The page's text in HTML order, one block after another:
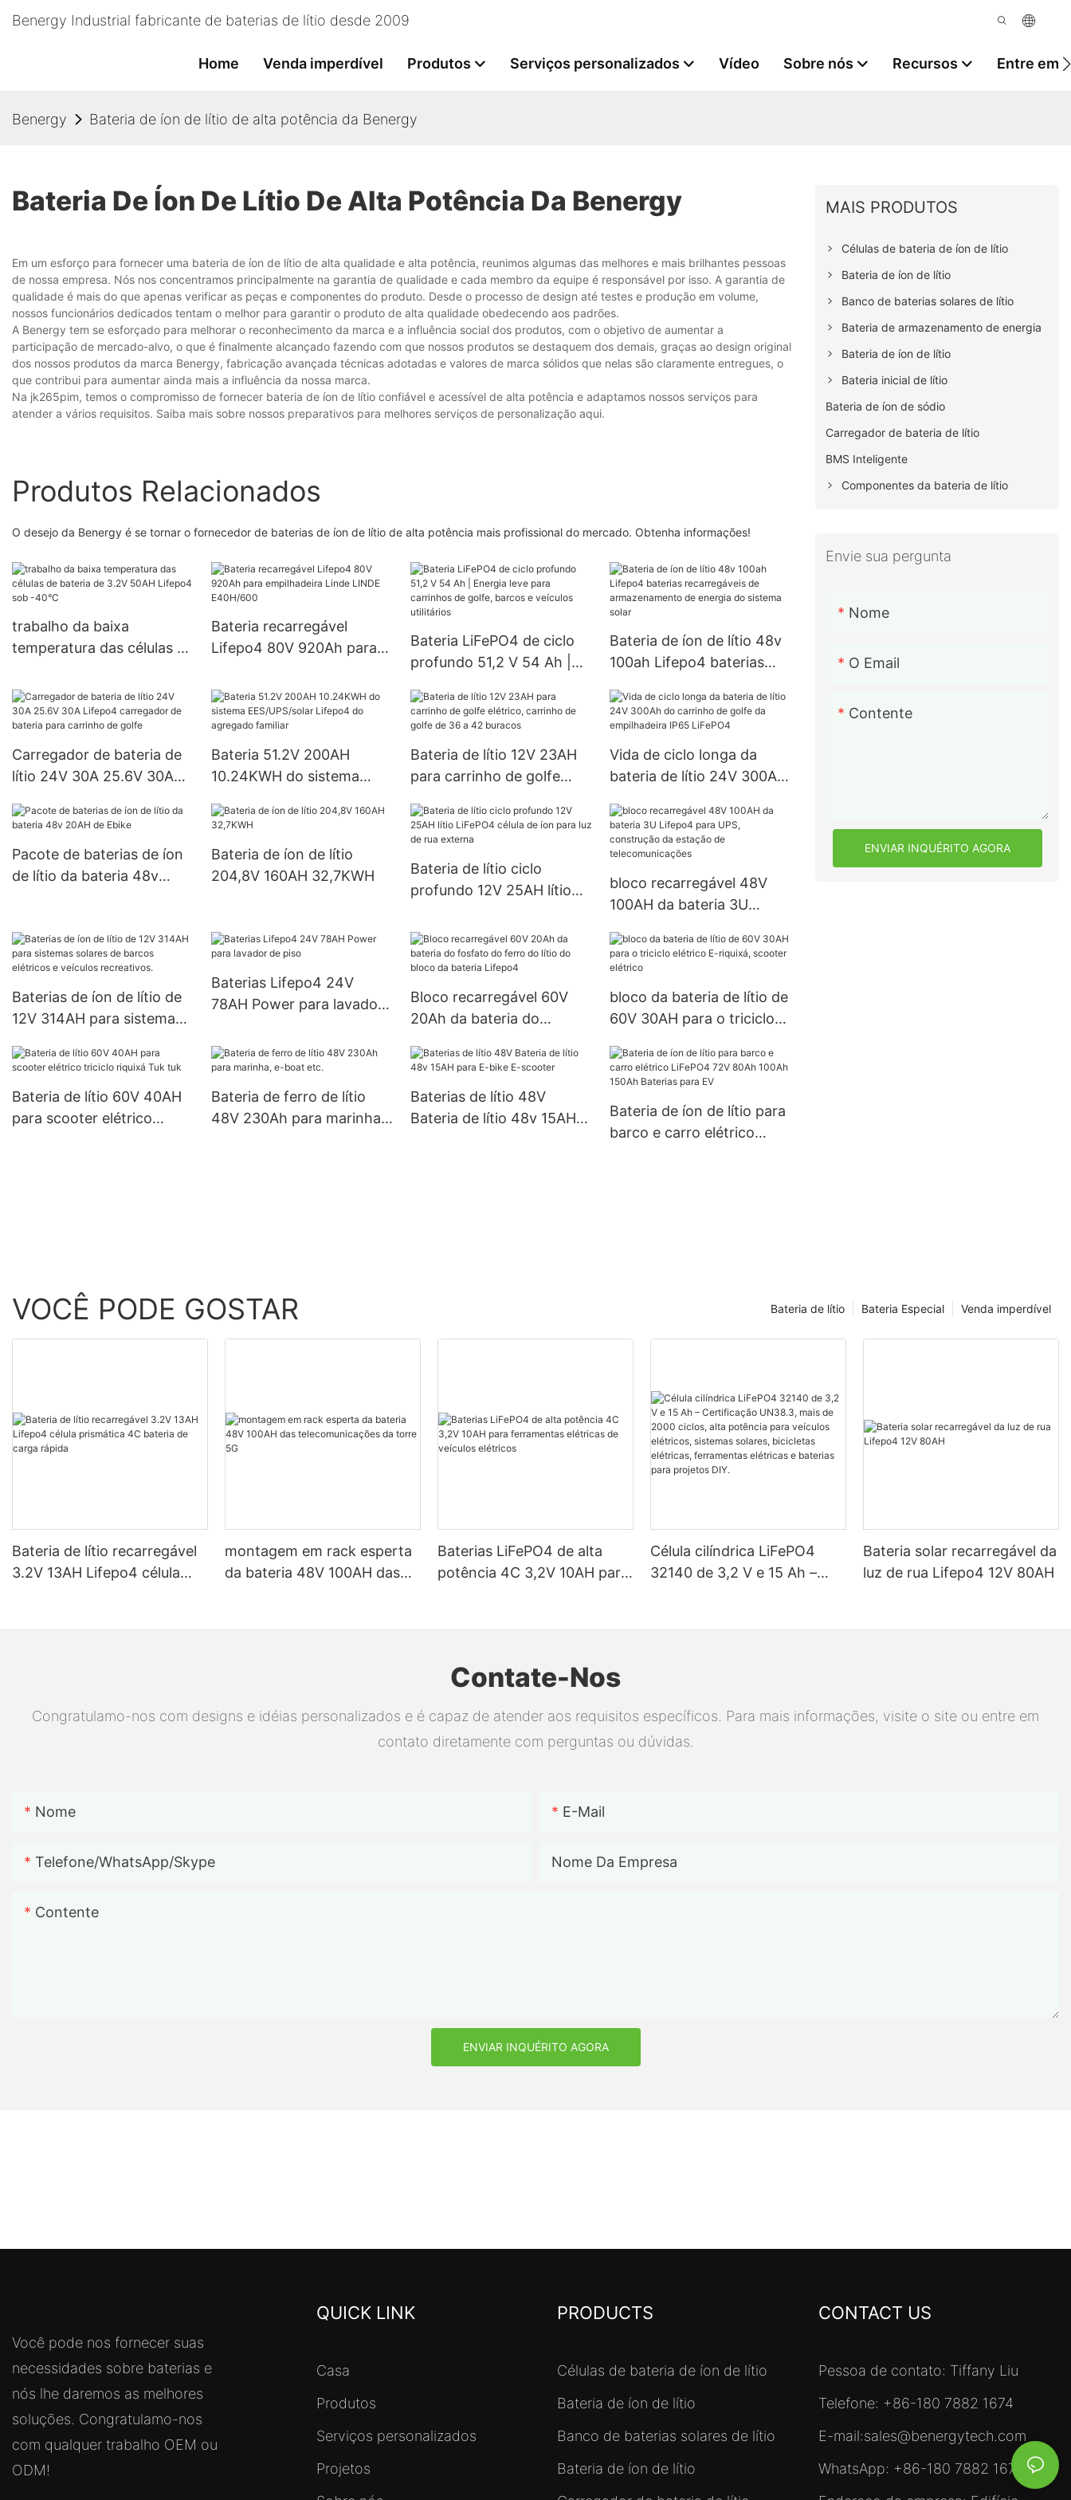
Benergy Industrial fabricante de baterias de lítio desde 2009
Home Venda imperdível Produtos Serviços personalizados Vídeo Sobre nós Recursos Entre em
Benergy Bateria de íon de lítio de alta potência da Benergy
Bateria De Íon De Lítio De Alta Potência Da Benergy
Em um esforço para fornecer uma bateria de íon de lítio de alta qualidade e alta potência, reunimos algumas das melhores e mais brilhantes pessoas
de nossa empresa. Nós nos concentramos principalmente na garantia de qualidade e cada membro da equipe é responsável por isso. A garantia de
qualidade é mais do que apenas verificar as peças e componentes do produto. Desde o processo de design até testes e produção em volume,
nossos funcionários dedicados tentam o melhor para garantir o produto de alta qualidade obedecendo aos padrões.
A Benergy tem se esforçado para melhorar o reconhecimento da marca e a influência social dos produtos, com o objetivo de aumentar a
participação de mercado-alvo, o que é finalmente alcançado fazendo com que nossos produtos se destaquem dos demais, graças ao design original
dos nossos produtos da marca Benergy, fabricação avançada técnicas adotadas e valores de marca sólidos que nelas são claramente entregues, o
que contribui para aumentar ainda mais a influência da nossa marca.
Na jk265pim, temos o compromisso de fornecer bateria de íon de lítio confiável e acessível de alta potência e adaptamos nossos serviços para
atender a vários requisitos. Saiba mais sobre nossos preparativos para melhores serviços de personalização aqui.
Produtos Relacionados
O desejo da Benergy é se tornar o fornecedor de baterias de íon de lítio de alta potência mais profissional do mercado. Obtenha informações!
trabalho da baixa
temperatura das células de
Lifepo4 sob -40°C
Bateria recarregável
Lifepo4 80V 920Ah para
E40H/600
Bateria LiFePO4 de ciclo
profundo 51,2 V 54 Ah |
carrinhos de golfe, barcos
e veículos utilitários
Bateria de íon de lítio 48v
100ah Lifepo4 baterias
armazenamento de
energia do sistema solar
Carregador de bateria de
lítio 24V 30A 25.6V 30A
bateria para carrinho de
Bateria 51.2V 200AH
10.24KWH do sistema
agregado familiar
Bateria de lítio 12V 23AH
para carrinho de golfe
de 36 a 42 buracos
Vida de ciclo longa da
bateria de lítio 24V 300Ah
empilhadeira IP65 LiFePO4
Pacote de baterias de íon
de lítio da bateria 48v
Bateria de íon de lítio
204,8V 160AH 32,7KWH
Bateria de lítio ciclo
profundo 12V 25AH lítio
luz de rua externa
bloco recarregável 48V
100AH ​​da bateria 3U
construção da estação de
telecomunicações
Baterias de íon de lítio de
12V 314AH para sistemas
e veículos recreativos.
Baterias Lifepo4 24V
78AH Power para lavador
Bloco recarregável 60V
20Ah da bateria do
bloco da bateria Lifepo4
bloco da bateria de lítio de
60V 30AH para o triciclo
elétrico
Bateria de lítio 60V 40AH
para scooter elétrico
Bateria de ferro de lítio
48V 230Ah para marinha,
Baterias de lítio 48V
Bateria de lítio 48v 15AH
Bateria de íon de lítio para
barco e carro elétrico
MAIS PRODUTOS
Células de bateria de íon de lítio
Bateria de íon de lítio
Banco de baterias solares de lítio
Bateria de armazenamento de energia
Bateria de íon de lítio
Bateria inicial de lítio
Bateria de íon de sódio
Carregador de bateria de lítio
BMS Inteligente
Componentes da bateria de lítio
Envie sua pergunta
Nome
O Email
Contente
ENVIAR INQUÉRITO AGORA
VOCÊ PODE GOSTAR Venda imperdível
Bateria Especial
Bateria de lítio
Bateria de lítio recarregável
3.2V 13AH Lifepo4 célula
montagem em rack esperta
da bateria 48V 100AH ​​das
Baterias LiFePO4 de alta
potência 4C 3,2V 10AH para
Célula cilíndrica LiFePO4
32140 de 3,2 V e 15 Ah –
projetos DIY.
Bateria solar recarregável da
luz de rua Lifepo4 12V 80AH
Contate-Nos
Congratulamo-nos com designs e idéias personalizados e é capaz de atender aos requisitos específicos. Para mais informações, visite o site ou entre em
contato diretamente com perguntas ou dúvidas.
Nome E-Mail
Telefone/WhatsApp/Skype Nome Da Empresa
Contente
ENVIAR INQUÉRITO AGORA
Você pode nos fornecer suas
necessidades sobre baterias e
nós lhe daremos as melhores
soluções. Congratulamo-nos
com qualquer trabalho OEM ou
ODM!
QUICK LINK
Casa
Produtos
Serviços personalizados
Projetos
PRODUCTS
Células de bateria de íon de lítio
Bateria de íon de lítio
Banco de baterias solares de lítio
Bateria de íon de lítio
CONTACT US
Pessoa de contato: Tiffany Liu
Telefone: +86-180 7882 1674
E-mail:sales@benergytech.com
WhatsApp: +86-180 7882 1674